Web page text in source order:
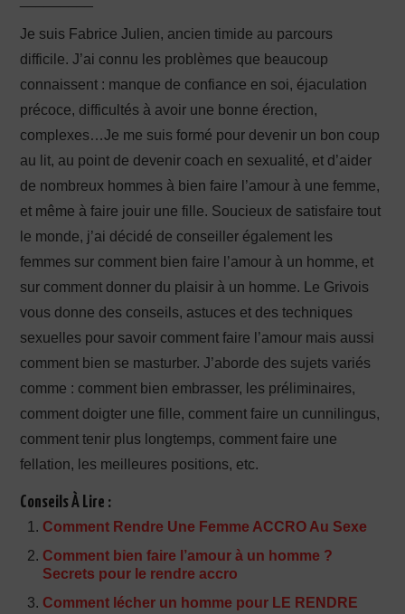
Je suis Fabrice Julien, ancien timide au parcours
difficile. J’ai connu les problèmes que beaucoup
connaissent : manque de confiance en soi, éjaculation
précoce, difficultés à avoir une bonne érection,
complexes…Je me suis formé pour devenir un bon coup
au lit, au point de devenir coach en sexualité, et d’aider
de nombreux hommes à bien faire l’amour à une femme,
et même à faire jouir une fille. Soucieux de satisfaire tout
le monde, j’ai décidé de conseiller également les
femmes sur comment bien faire l’amour à un homme, et
sur comment donner du plaisir à un homme. Le Grivois
vous donne des conseils, astuces et des techniques
sexuelles pour savoir comment faire l’amour mais aussi
comment bien se masturber. J’aborde des sujets variés
comme : comment bien embrasser, les préliminaires,
comment doigter une fille, comment faire un cunnilingus,
comment tenir plus longtemps, comment faire une
fellation, les meilleures positions, etc.
Conseils À Lire :
Comment Rendre Une Femme ACCRO Au Sexe
Comment bien faire l’amour à un homme ?
Secrets pour le rendre accro
Comment lécher un homme pour LE RENDRE